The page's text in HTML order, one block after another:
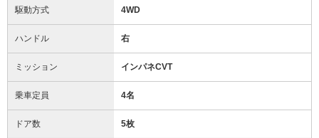
駆動方式 4WD
ハンドル 右
ミッション インパネCVT
乗車定員 4名
ドア数 5枚